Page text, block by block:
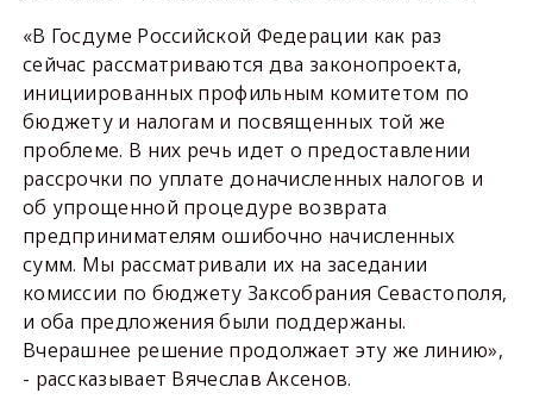
«В Госдуме Российской Федерации как раз
сейчас рассматриваются два законопроекта,
инициированных профильным комитетом по
бюджету и налогам и посвященных той же
проблеме. В них речь идет о предоставлении
рассрочки по уплате доначисленных налогов и
об упрощенной процедуре возврата
предпринимателям ошибочно начисленных
сумм. Мы рассматривали их на заседании
комиссии по бюджету Заксобрания Севастополя,
и оба предложения были поддержаны.
Вчерашнее решение продолжает эту же линию»,
- рассказывает Вячеслав Аксенов.